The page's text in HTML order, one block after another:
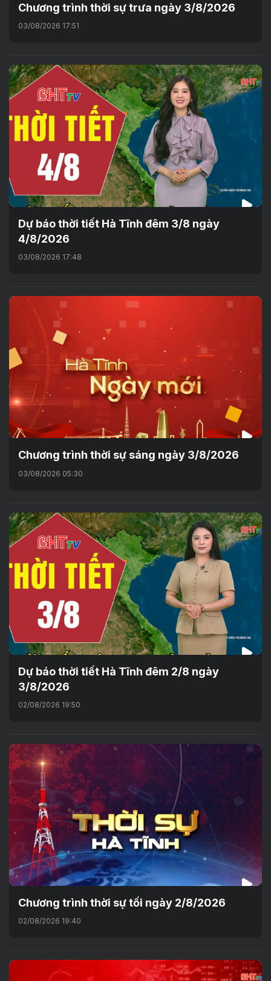
Chương trình thời sự trưa ngày 3/8/2026
03/08/2026 17:51
Dự báo thời tiết Hà Tĩnh đêm 3/8 ngày
4/8/2026
03/08/2026 17:48
Chương trình thời sự sáng ngày 3/8/2026
03/08/2026 05:30
Dự báo thời tiết Hà Tĩnh đêm 2/8 ngày
3/8/2026
02/08/2026 19:50
Chương trình thời sự tối ngày 2/8/2026
02/08/2026 19:40